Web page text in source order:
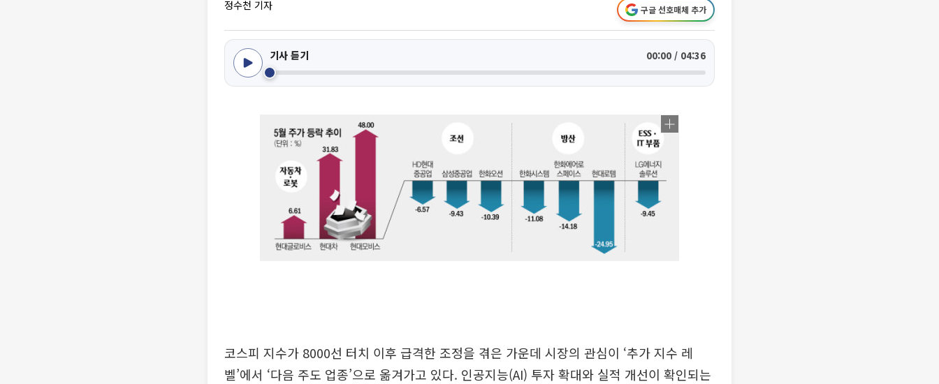
정수천 기자 구글 선호매체 추가
기사 듣기 00:00 / 04:36
코스피 지수가 8000선 터치 이후 급격한 조정을 겪은 가운데 시장의 관심이 ‘추가 지수 레
벨’에서 ‘다음 주도 업종’으로 옮겨가고 있다. 인공지능(AI) 투자 확대와 실적 개선이 확인되는